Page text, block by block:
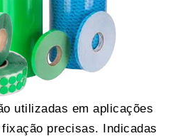
utilizadas em aplicações
precisas. Indicadas